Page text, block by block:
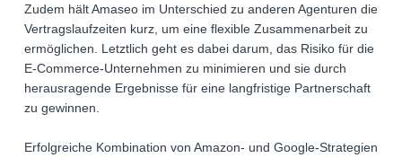
Zudem hält Amaseo im Unterschied zu anderen Agenturen die
Vertragslaufzeiten kurz, um eine flexible Zusammenarbeit zu
ermöglichen. Letztlich geht es dabei darum, das Risiko für die
E-Commerce-Unternehmen zu minimieren und sie durch
herausragende Ergebnisse für eine langfristige Partnerschaft
zu gewinnen.
Erfolgreiche Kombination von Amazon- und Google-Strategien